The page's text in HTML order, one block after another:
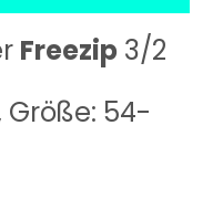
Freezip 3/2
54-